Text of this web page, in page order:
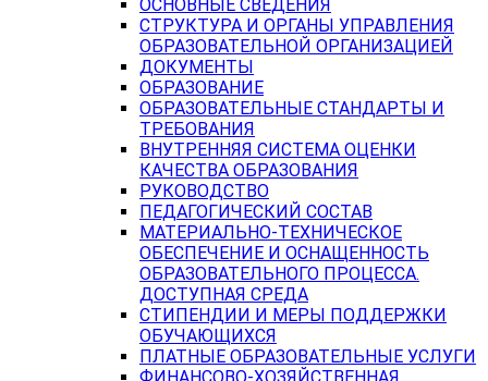
ОСНОВНЫЕ СВЕДЕНИЯ
СТРУКТУРА И ОРГАНЫ УПРАВЛЕНИЯ
ОБРАЗОВАТЕЛЬНОЙ ОРГАНИЗАЦИЕЙ
ДОКУМЕНТЫ
ОБРАЗОВАНИЕ
ОБРАЗОВАТЕЛЬНЫЕ СТАНДАРТЫ И
ТРЕБОВАНИЯ
ВНУТРЕННЯЯ СИСТЕМА ОЦЕНКИ
КАЧЕСТВА ОБРАЗОВАНИЯ
РУКОВОДСТВО
ПЕДАГОГИЧЕСКИЙ СОСТАВ
МАТЕРИАЛЬНО-ТЕХНИЧЕСКОЕ
ОБЕСПЕЧЕНИЕ И ОСНАЩЕННОСТЬ
ОБРАЗОВАТЕЛЬНОГО ПРОЦЕССА.
ДОСТУПНАЯ СРЕДА
СТИПЕНДИИ И МЕРЫ ПОДДЕРЖКИ
ОБУЧАЮЩИХСЯ
ПЛАТНЫЕ ОБРАЗОВАТЕЛЬНЫЕ УСЛУГИ